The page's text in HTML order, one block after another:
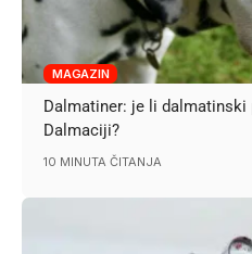
MAGAZIN
Dalmatiner: je li dalmatinski
Dalmaciji?
10 MINUTA ČITANJA